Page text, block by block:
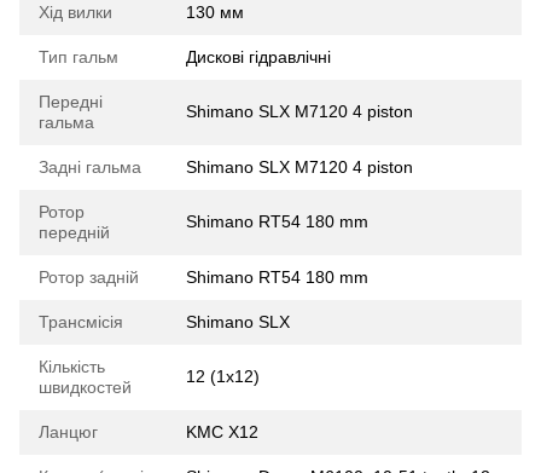
Хід вилки 130 мм
Тип гальм Дискові гідравлічні
Передні
гальма
Shimano SLX M7120 4 piston
Задні гальма Shimano SLX M7120 4 piston
Ротор
передній
Shimano RT54 180 mm
Ротор задній Shimano RT54 180 mm
Трансмісія Shimano SLX
Кількість
швидкостей
12 (1x12)
Ланцюг KMC X12